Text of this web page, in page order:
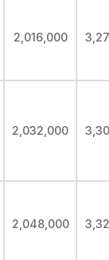
2,016,000
2,032,000
2,048,000